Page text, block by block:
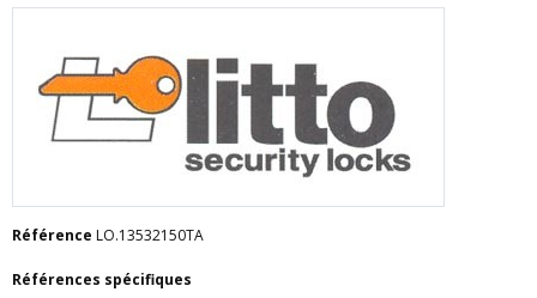
Référence LO.13532150TA
Références spécifiques